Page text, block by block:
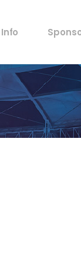
Info
FAQ’s
Normativa Menores
Normativa
Puntos de venta
Normativa Menores
Puntos de venta
Prensa
RSC
Estrategia